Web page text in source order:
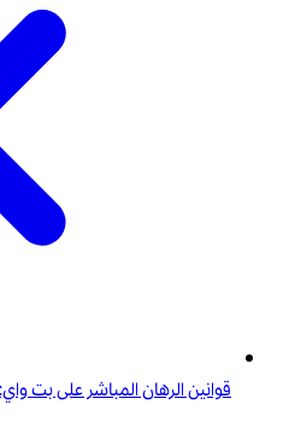
قوانين الرهان المباشر على بت